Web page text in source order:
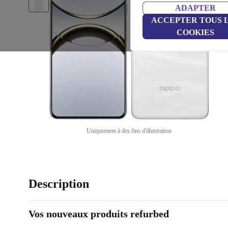
ADAPTER
ACCEPTER TOUS
COOKIES
Uniquement à des fins d'illustration
Description
Vos nouveaux produits refurbed